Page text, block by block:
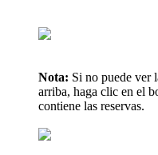
Nota: Si no puede ver
arriba, haga clic en el
contiene las reservas.